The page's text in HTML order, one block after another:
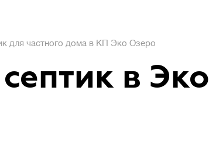
для частного дома в КП Эко Озеро
в Эко